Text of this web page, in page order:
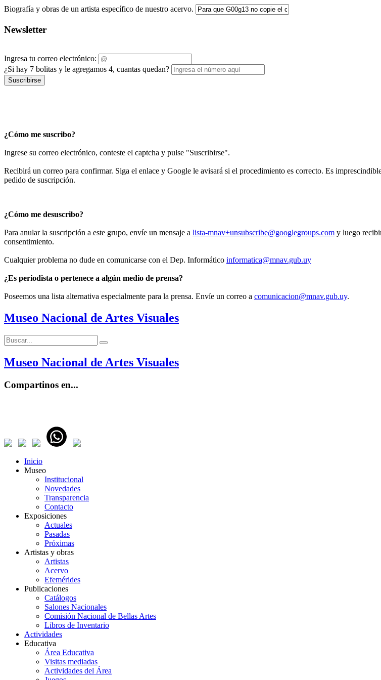
Biografía y obras de un artista específico de nuestro acervo.
Newsletter
Ingresa tu correo electrónico:
¿Si hay 7 bolitas y le agregamos 4, cuantas quedan?
Suscribirse
¿Cómo me suscribo?
Ingrese su correo electrónico, conteste el captcha y pulse "Suscribirse".
Recibirá un correo para confirmar. Siga el enlace y Google le avisará si el procedimiento es correcto. Es
pedido de suscripción.
¿Cómo me desuscribo?
Para anular la suscripción a este grupo, envíe un mensaje a lista-mnav+unsubscribe@googlegroups.com y luego
consentimiento.
Cualquier problema no dude en comunicarse con el Dep. Informático informatica@mnav.gub.uy
¿Es periodista o pertenece a algún medio de prensa?
Poseemos una lista alternativa especialmente para la prensa. Envíe un correo a comunicacion@mnav.gub.uy.
Museo Nacional de Artes Visuales
Buscar:
Buscar
Museo Nacional de Artes Visuales
Compartinos en...
Inicio
Museo
Institucional
Novedades
Transparencia
Contacto
Exposiciones
Actuales
Pasadas
Próximas
Artistas y obras
Artistas
Acervo
Efemérides
Publicaciones
Catálogos
Salones Nacionales
Comisión Nacional de Bellas Artes
Libros de Inventario
Actividades
Educativa
Área Educativa
Visitas mediadas
Actividades del Área